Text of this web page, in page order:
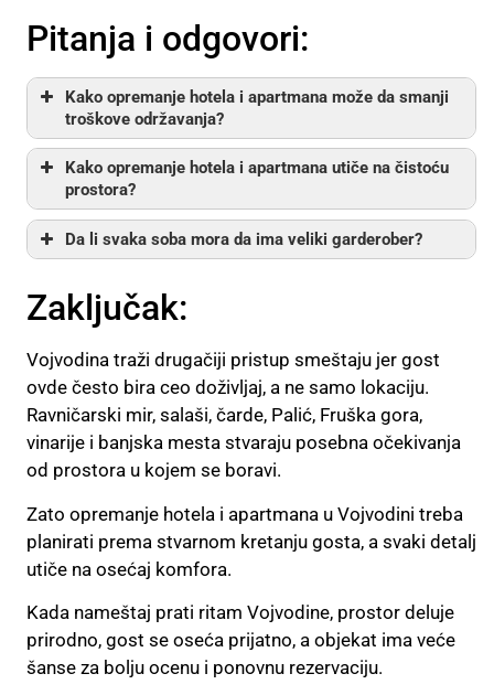
Pitanja i odgovori:
Kako opremanje hotela i apartmana može da smanji
troškove održavanja?
Kako opremanje hotela i apartmana utiče na čistoću
prostora?
Da li svaka soba mora da ima veliki garderober?
Zaključak:
Vojvodina traži drugačiji pristup smeštaju jer gost
ovde često bira ceo doživljaj, a ne samo lokaciju.
Ravničarski mir, salaši, čarde, Palić, Fruška gora,
vinarije i banjska mesta stvaraju posebna očekivanja
od prostora u kojem se boravi.
Zato opremanje hotela i apartmana u Vojvodini treba
planirati prema stvarnom kretanju gosta, a svaki detalj
utiče na osećaj komfora.
Kada nameštaj prati ritam Vojvodine, prostor deluje
prirodno, gost se oseća prijatno, a objekat ima veće
šanse za bolju ocenu i ponovnu rezervaciju.